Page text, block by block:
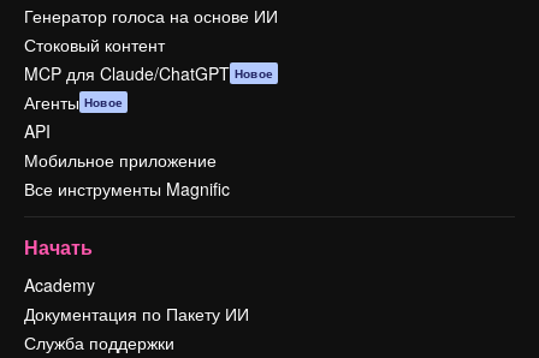
Генератор голоса на основе ИИ
Стоковый контент
MCP для Claude/ChatGPT Новое
Агенты Новое
API
Мобильное приложение
Все инструменты Magnific
Начать
Academy
Документация по Пакету ИИ
Служба поддержки